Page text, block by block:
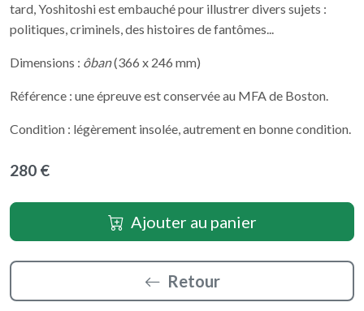
tard, Yoshitoshi est embauché pour illustrer divers sujets :
politiques, criminels, des histoires de fantômes...
Dimensions : ôban(366 x 246 mm)
Référence : une épreuve est conservée au MFA de Boston.
Condition : légèrement insolée, autrement en bonne condition.
280 €
Ajouter au panier
Retour